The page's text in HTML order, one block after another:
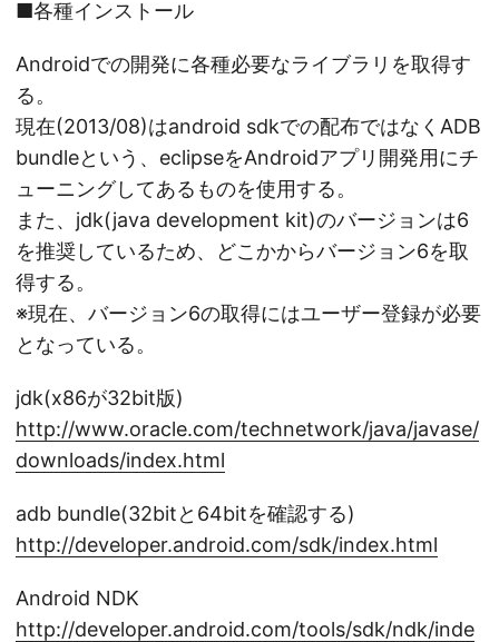
■各種インストール
Androidでの開発に各種必要なライブラリを取得す
る。
現在(2013/08)はandroid sdkでの配布ではなくADB
bundleという、eclipseをAndroidアプリ開発用にチ
ューニングしてあるものを使用する。
また、jdk(java development kit)のバージョンは6
を推奨しているため、どこかからバージョン6を取
得する。
※現在、バージョン6の取得にはユーザー登録が必要
となっている。
jdk(x86が32bit版)
http://www.oracle.com/technetwork/java/javase/
downloads/index.html
adb bundle(32bitと64bitを確認する)
http://developer.android.com/sdk/index.html
Android NDK
http://developer.android.com/tools/sdk/ndk/inde